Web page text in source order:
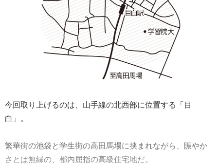
今回取り上げるのは、山手線の北西部に位置する「目
白」。
繁華街の池袋と学生街の高田馬場に挟まれながら、賑やか
さとは無縁の、都内屈指の高級住宅地だ。